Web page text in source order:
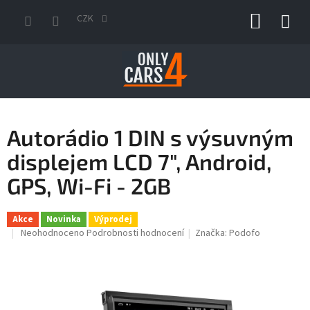
CZK
Autorádio 1 DIN s výsuvným
displejem LCD 7", Android,
GPS, Wi-Fi - 2GB
Akce Novinka Výprodej
Průměrné
Neohodnoceno Podrobnosti hodnocení Značka:Podofo